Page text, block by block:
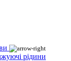
рідини